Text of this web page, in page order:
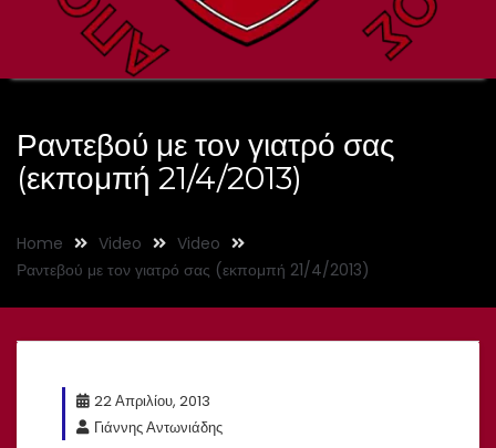
Ραντεβού με τον γιατρό σας
(εκπομπή 21/4/2013)
Home Video
Video
Ραντεβού με τον γιατρό σας (εκπομπή 21/4/2013)
22 Απριλίου, 2013
Γιάννης Αντωνιάδης